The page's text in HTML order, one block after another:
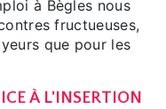
à Bègles nous
fructueuses,
que pour les
À L'INSERTION